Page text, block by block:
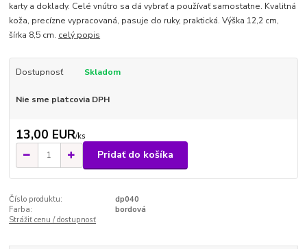
karty a doklady. Celé vnútro sa dá vybrať a používať samostatne. Kvalitná
koža, precízne vypracovaná, pasuje do ruky, praktická. Výška 12,2 cm,
šírka 8,5 cm. celý popis
Dostupnosť Skladom
Nie sme platcovia DPH
13,00 EUR/ks
Pridať do košíka
Číslo produktu:
dp040
Farba:
bordová
Strážiť cenu / dostupnosť